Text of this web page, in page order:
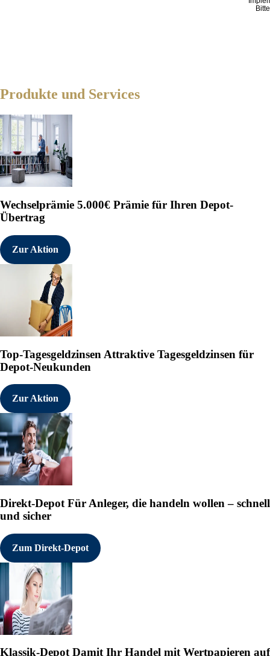
Produkte und Services
Wechselprämie 5.000€ Prämie für Ihren Depot-
Übertrag
Zur Aktion
Top-Tagesgeldzinsen Attraktive Tagesgeldzinsen für
Depot-Neukunden
Zur Aktion
Direkt-Depot Für Anleger, die handeln wollen – schnell
und sicher
Zum Direkt-Depot
Klassik-DepotDamit Ihr Handel mit Wertpapieren auf